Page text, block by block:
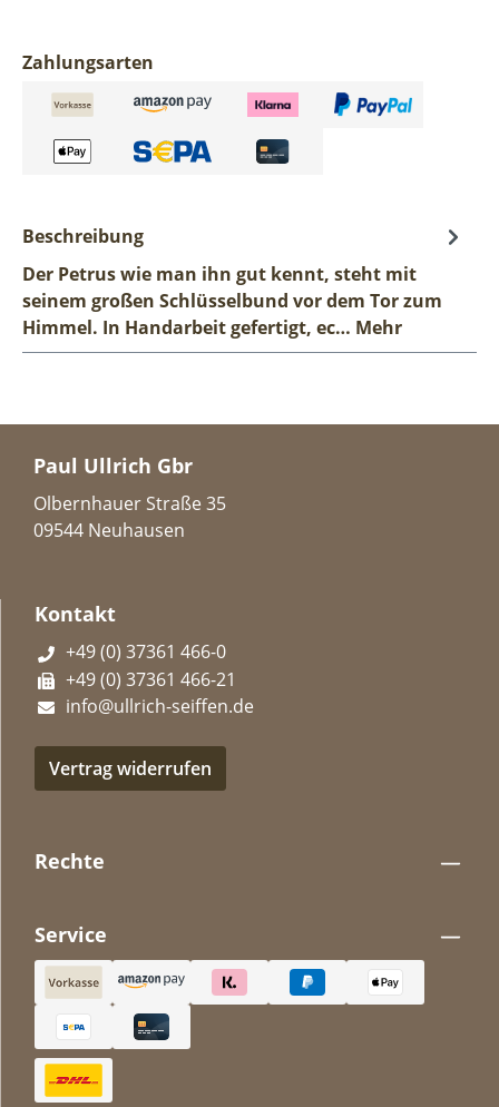
Zahlungsarten
Beschreibung
Der Petrus wie man ihn gut kennt, steht mit
seinem großen Schlüsselbund vor dem Tor zum
Himmel. In Handarbeit gefertigt, ec… Mehr
Paul Ullrich Gbr
Olbernhauer Straße 35
09544 Neuhausen
Kontakt
+49 (0) 37361 466-0
+49 (0) 37361 466-21
info@ullrich-seiffen.de
Vertrag widerrufen
Rechte
Service